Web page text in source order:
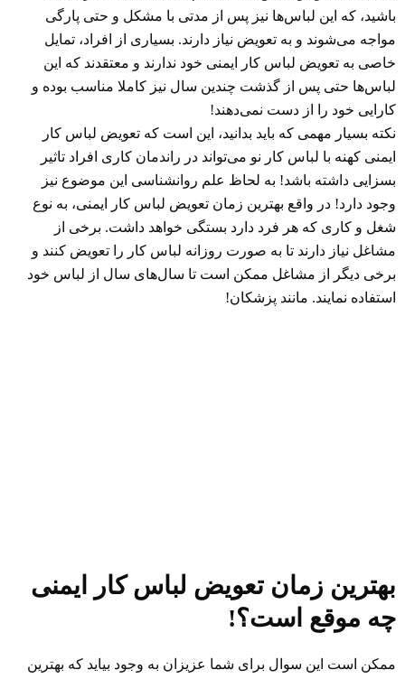
باشید، که این لباس‌ها نیز پس از مدتی با مشکل و حتی پارگی
مواجه می‌شوند و به تعویض نیاز دارند. بسیاری از افراد، تمایل
خاصی به تعویض لباس کار ایمنی خود ندارند و معتقدند که این
لباس‌ها حتی پس از گذشت چندین سال نیز کاملا مناسب بوده و
کارایی خود را از دست نمی‌دهند!
نکته بسیار مهمی که باید بدانید، این است که تعویض لباس کار
ایمنی کهنه با لباس کار نو می‌تواند در راندمان کاری افراد تاثیر
بسزایی داشته باشد! به لحاظ علم روانشناسی این موضوع نیز
وجود دارد! در واقع بهترین زمان تعویض لباس کار ایمنی، به نوع
شغل و کاری که هر فرد دارد بستگی خواهد داشت. برخی از
مشاغل نیاز دارند تا به صورت روزانه لباس کار را تعویض کنند و
برخی دیگر از مشاغل ممکن است تا سال‌های سال از لباس خود
استفاده نمایند. مانند پزشکان!
بهترین زمان تعویض لباس کار ایمنی
چه موقع است؟!
ممکن است این سوال برای شما عزیزان به وجود بیاید که بهترین